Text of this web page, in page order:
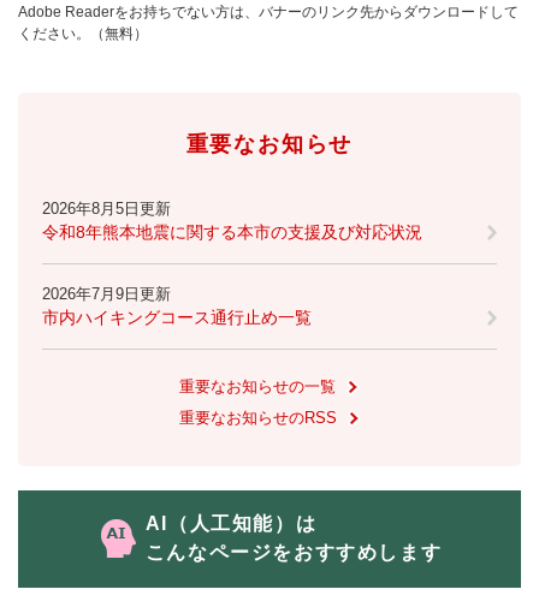
Adobe Readerをお持ちでない方は、バナーのリンク先からダウンロードして
ください。（無料）
重要なお知らせ
2026年8月5日更新
令和8年熊本地震に関する本市の支援及び対応状況
2026年7月9日更新
市内ハイキングコース通行止め一覧
重要なお知らせの一覧
重要なお知らせのRSS
AI（人工知能）は
こんなページをおすすめします